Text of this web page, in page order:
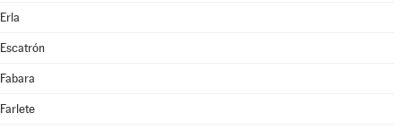
Erla
Escatrón
Fabara
Farlete